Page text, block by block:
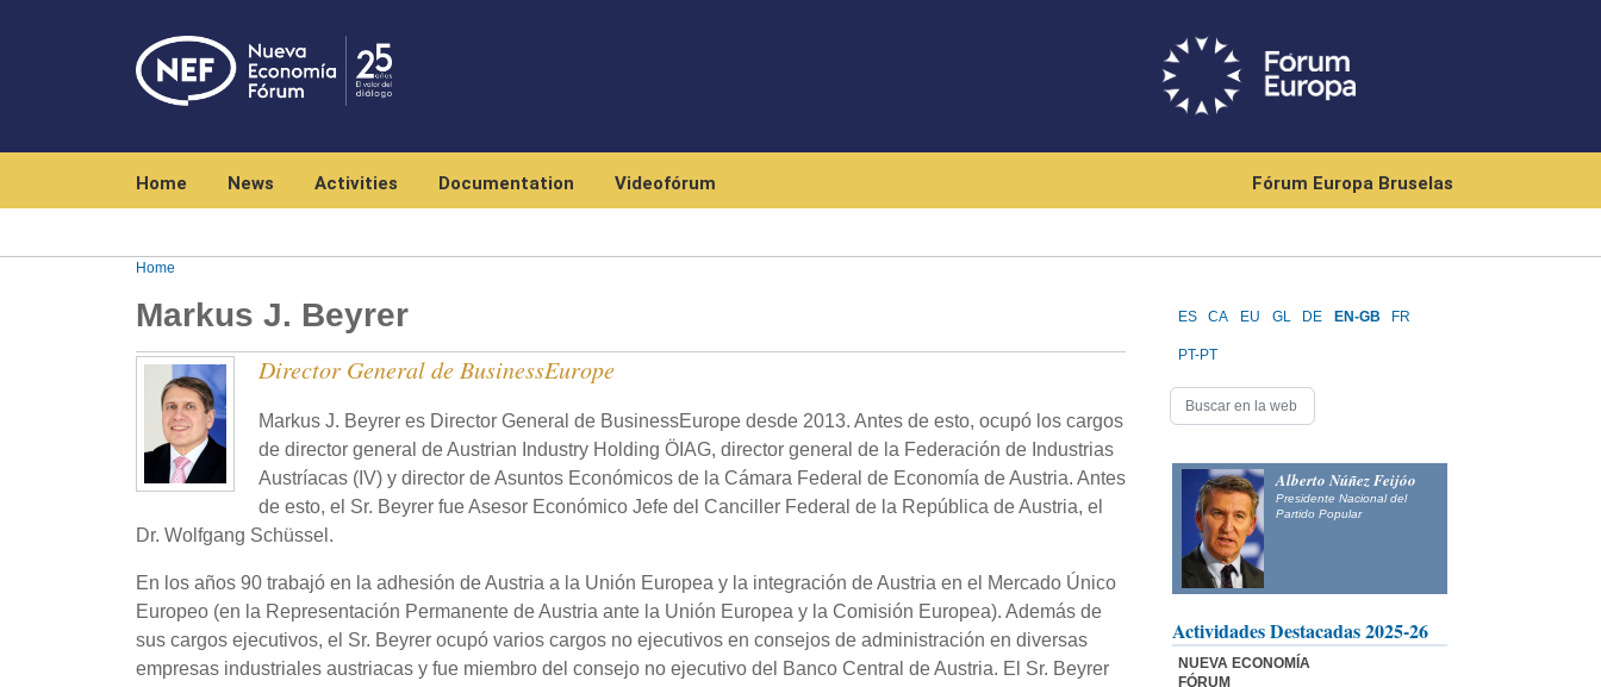
Home News Activities Documentation Videofórum Fórum Europa Bruselas
Home
Markus J. Beyrer
Director General de BusinessEurope
Markus J. Beyrer es Director General de BusinessEurope desde 2013. Antes de esto, ocupó los cargos
de director general de Austrian Industry Holding ÖIAG, director general de la Federación de Industrias
Austríacas (IV) y director de Asuntos Económicos de la Cámara Federal de Economía de Austria. Antes
de esto, el Sr. Beyrer fue Asesor Económico Jefe del Canciller Federal de la República de Austria, el
Dr. Wolfgang Schüssel.
En los años 90 trabajó en la adhesión de Austria a la Unión Europea y la integración de Austria en el Mercado Único
Europeo (en la Representación Permanente de Austria ante la Unión Europea y la Comisión Europea). Además de
sus cargos ejecutivos, el Sr. Beyrer ocupó varios cargos no ejecutivos en consejos de administración en diversas
empresas industriales austriacas y fue miembro del consejo no ejecutivo del Banco Central de Austria. El Sr. Beyrer
ES CA EU GL DE EN-GB FR
PT-PT
Alberto Núñez Feijóo
Presidente Nacional del
Partido Popular
Actividades Destacadas 2025-26
NUEVA ECONOMÍA
FÓRUM